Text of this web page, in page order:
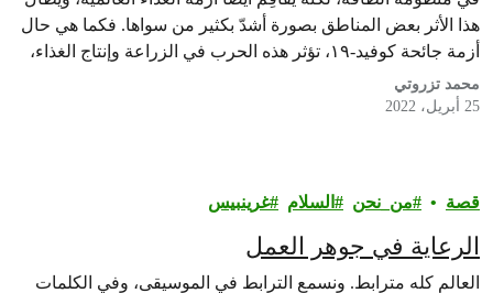
هذا الأثر بعض المناطق بصورة أشدّ بكثير من سواها. فكما هي حال
أزمة جائحة كوفيد-١٩، تؤثر هذه الحرب في الزراعة وإنتاج الغذاء،
وتهدّد الأمن الغذائي مباشرة.
محمد تزروتي
25 أبريل، 2022
قصة من_نحن السلام غرينبيس‎
الرعاية في جوهر العمل
العالم كله مترابط. ونسمع الترابط في الموسيقى، وفي الكلمات